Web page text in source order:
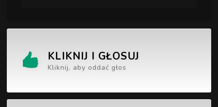
KLIKNIJ I GŁOSUJ
Kliknij, aby oddać głos